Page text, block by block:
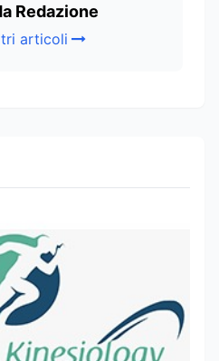
Redazione
articoli